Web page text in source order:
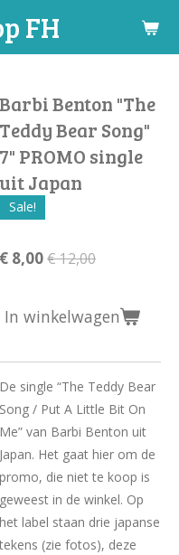
FH
Barbi Benton "The
Teddy Bear Song"
7" PROMO single
uit Japan
Sale!
€ 8,00€ 12,00
In winkelwagen
De single “The Teddy Bear
Song / Put A Little Bit On
Me” van Barbi Benton uit
Japan. Het gaat hier om de
promo, die niet te koop is
geweest in de winkel. Op
het label staan drie japanse
tekens (zie fotos), deze